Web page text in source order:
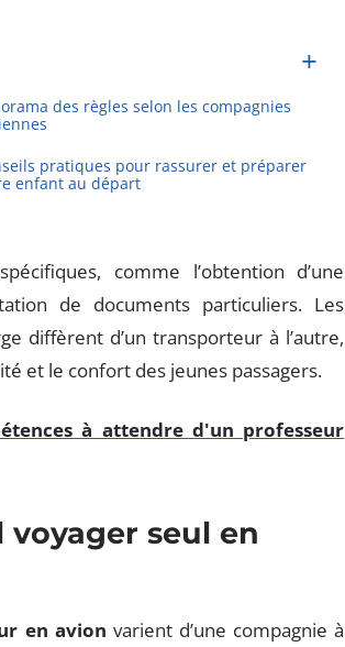
des règles selon les compagnies
pratiques pour rassurer et préparer
enfant au départ
comme l’obtention d’une
de documents particuliers. Les
diffèrent d’un transporteur à l’autre,
et le confort des jeunes passagers.
à attendre d'un professeur
seul en
en avion varient d’une compagnie à